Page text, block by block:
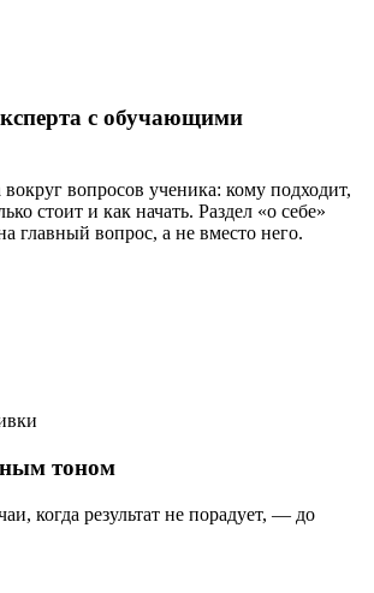
с обучающими
вопросов ученика: кому подходит,
стоит и как начать. Раздел «о себе»
главный вопрос, а не вместо него.
тоном
когда результат не порадует, — до